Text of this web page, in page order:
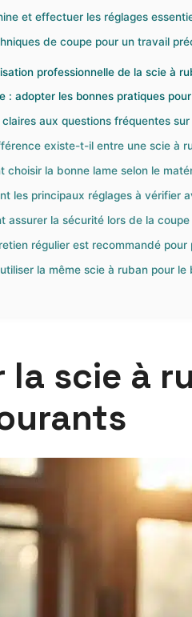
et effectuer les réglages
de coupe pour un travail
professionnelle de la scie à
: adopter les bonnes pratiques
claires aux questions fréquentes
existe-t-il entre une scie à
choisir la bonne lame selon le
les principaux réglages à vérifier
assurer la sécurité lors de la
régulier est recommandé
la même scie à ruban pour le
la scie à